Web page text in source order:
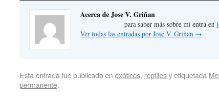
Acerca de Jose V. Griñan
- - - - - - - - - - para saber más sobre mí entra en
Ver todas las entradas por Jose V. Griñan →
Esta entrada fue publicada en exóticos, reptilesy etiquetada
permanente.